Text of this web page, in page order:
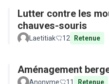
Lutter contre les
chauves-souris
Laetitiak 12 Retenue
Aménagement
Anonyme 11 Retenue